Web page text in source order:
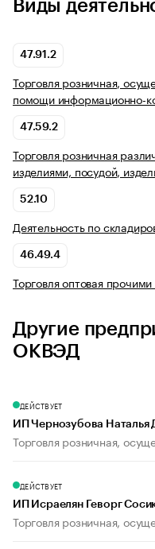
Виды
47.91.2
Торговля розничная,
помощи информационно-
47.59.2
Торговля розничная
изделиями, посудой,
52.10
Деятельность по
46.49.4
Торговля оптовая
Другие
ОКВЭД
ДЕЙСТВУЕТ
ИП Чернозубова Наталья
Торговля розничная,
ДЕЙСТВУЕТ
ИП Исраелян Геворг
Торговля розничная,